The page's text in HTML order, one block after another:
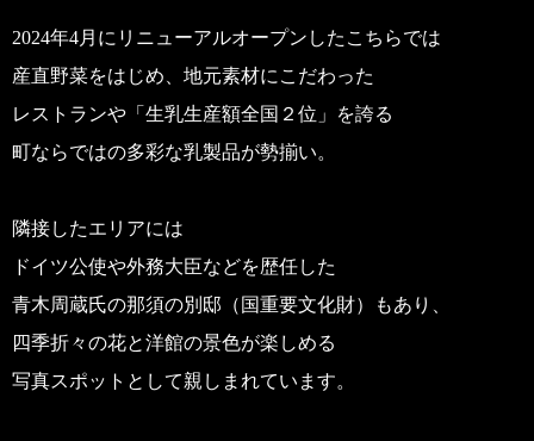
2024年4月にリニューアルオープンしたこちらでは
産直野菜をはじめ、地元素材にこだわった
レストランや「生乳生産額全国２位」を誇る
町ならではの多彩な乳製品が勢揃い。
隣接したエリアには
ドイツ公使や外務大臣などを歴任した
青木周蔵氏の那須の別邸（国重要文化財）もあり、
四季折々の花と洋館の景色が楽しめる
写真スポットとして親しまれています。